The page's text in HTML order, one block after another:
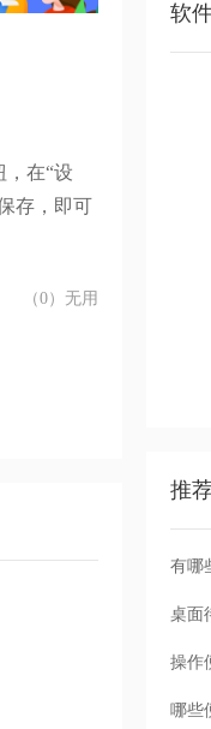
在“设
存，即可
（0）无用
软
推
有哪
桌面
操作
哪些